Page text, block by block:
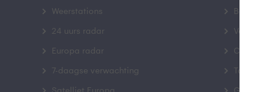
Weerstations
24 uurs radar
Europa radar
7-daagse verwachting
Contact